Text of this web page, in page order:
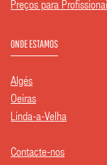
Preços para
ONDE ESTAMOS
Algés
Oeiras
Linda-a-Velha
Contacte-nos